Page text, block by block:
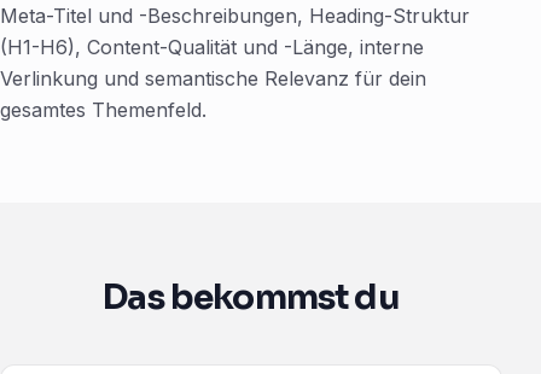
Meta-Titel und -Beschreibungen, Heading-Struktur
(H1-H6), Content-Qualität und -Länge, interne
Verlinkung und semantische Relevanz für dein
gesamtes Themenfeld.
Das bekommst du